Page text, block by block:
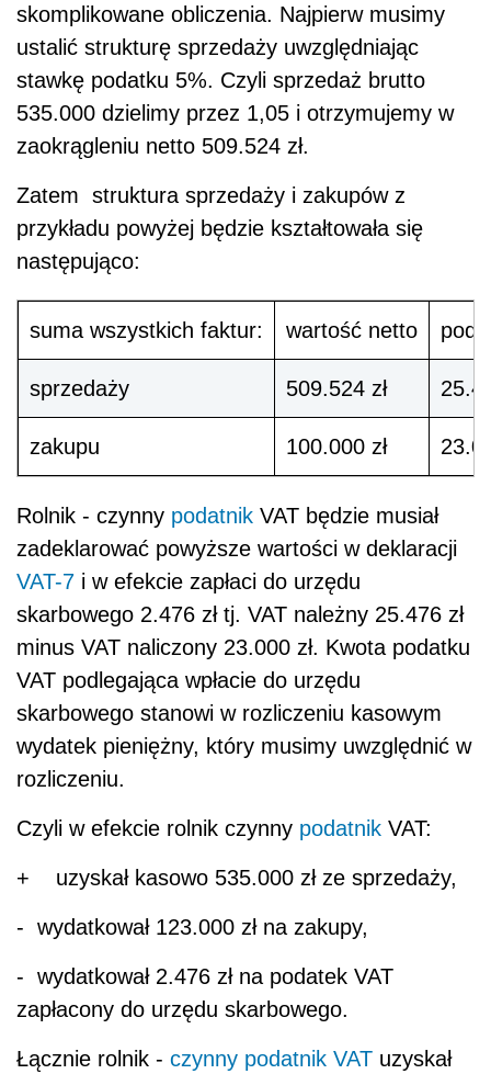
skomplikowane obliczenia. Najpierw musimy
ustalić strukturę sprzedaży uwzględniając
stawkę podatku 5%. Czyli sprzedaż brutto
535.000 dzielimy przez 1,05 i otrzymujemy w
zaokrągleniu netto 509.524 zł.
Zatem struktura sprzedaży i zakupów z
przykładu powyżej będzie kształtowała się
następująco:
suma wszystkich faktur: wartość netto
sprzedaży 509.524 zł
zakupu 100.000 zł
Rolnik - czynny podatnik VAT będzie musiał
zadeklarować powyższe wartości w deklaracji
VAT-7 i w efekcie zapłaci do urzędu
skarbowego 2.476 zł tj. VAT należny 25.476 zł
minus VAT naliczony 23.000 zł. Kwota podatku
VAT podlegająca wpłacie do urzędu
skarbowego stanowi w rozliczeniu kasowym
wydatek pieniężny, który musimy uwzględnić w
rozliczeniu.
Czyli w efekcie rolnik czynny podatnik VAT:
+ uzyskał kasowo 535.000 zł ze sprzedaży,
- wydatkował 123.000 zł na zakupy,
- wydatkował 2.476 zł na podatek VAT
zapłacony do urzędu skarbowego.
Łącznie rolnik - czynny podatnik VAT uzyskał